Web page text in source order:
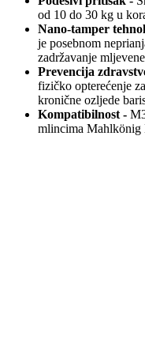
od 10 do 30 kg u
Nano-tamper
je posebnom
zadržavanje
Prevencija
fizičko opterećenje
kronične ozljede
Kompatibilnost -
mlincima Mahlkönig